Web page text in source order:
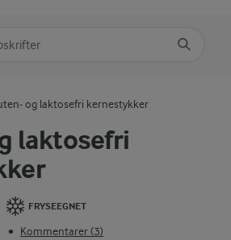
laktosefri
FRYSEEGNET
• Kommentarer (3)
og laktosefri kernestykker